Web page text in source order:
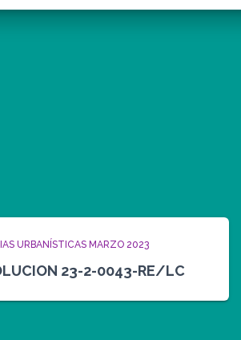
URBANÍSTICAS MARZO 2023
23-2-0043-RE/LC